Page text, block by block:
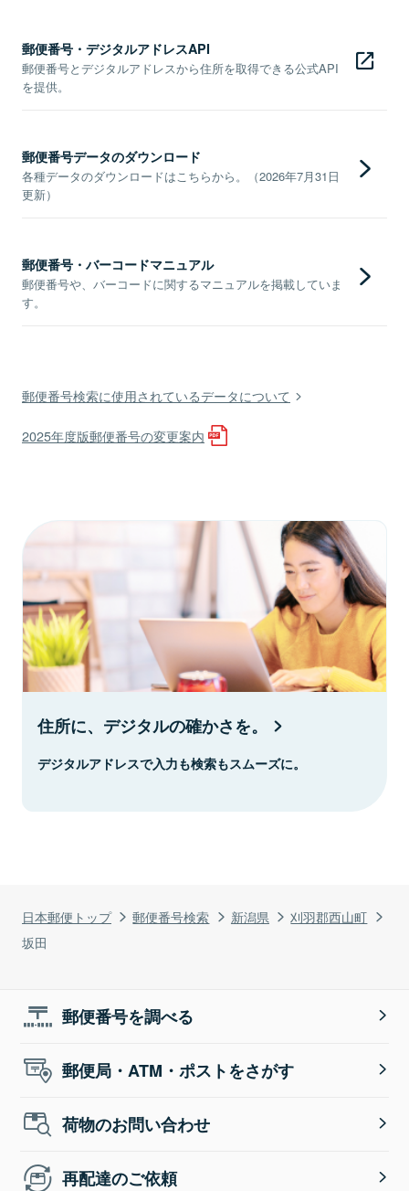
日本郵便トップ 郵便番号検索 新潟県
刈羽郡西山町
坂田
郵便番号・デジタルアドレスAPI
郵便番号とデジタルアドレスから住所を取得できる公式API
を提供。
郵便番号データのダウンロード
各種データのダウンロードはこちらから。（2026年7月31日
更新）
郵便番号・バーコードマニュアル
郵便番号や、バーコードに関するマニュアルを掲載していま
す。
郵便番号検索に使用されているデータについて
2025年度版郵便番号の変更案内
住所に、デジタルの確かさを。
デジタルアドレスで入力も検索もスムーズに。
郵便番号を調べる
郵便局・ATM・ポストをさがす
荷物のお問い合わせ
再配達のご依頼